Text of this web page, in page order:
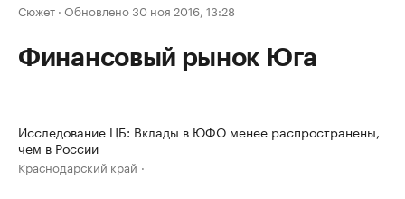
Сюжет · Обновлено 30 ноя 2016, 13:28
Финансовый рынок Юга
Исследование ЦБ: Вклады в ЮФО менее распространены,
чем в России
Краснодарский край